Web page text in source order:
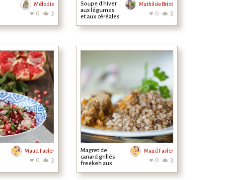
Mélodie
0 3
Soupe d'hiver
aux légumes
et aux céréales
Mathilde Briot
0 5
Maud Favier
0 3
Magret de
canard grillés
freekeh aux
citron confit
Maud Favier
0 3